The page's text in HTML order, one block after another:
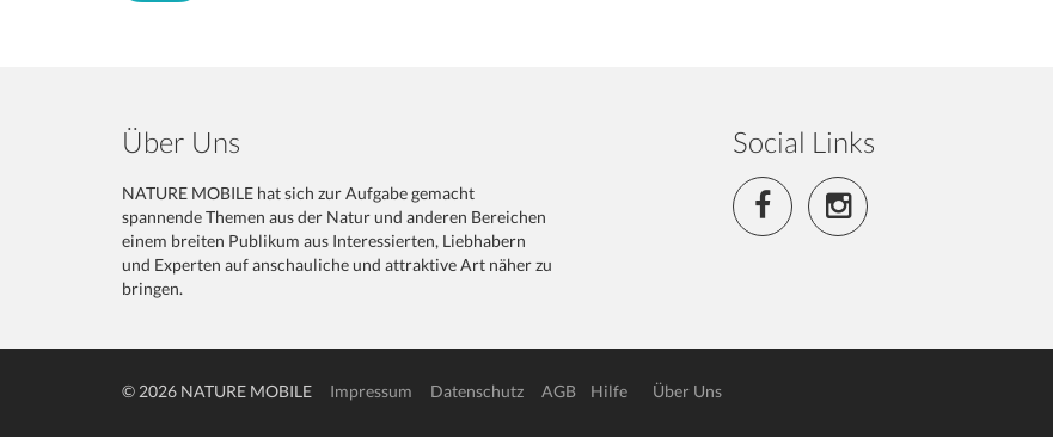
Über Uns
NATURE MOBILE hat sich zur Aufgabe gemacht
spannende Themen aus der Natur und anderen Bereichen
einem breiten Publikum aus Interessierten, Liebhabern
und Experten auf anschauliche und attraktive Art näher zu
bringen.
Social Links
© 2026 NATURE MOBILE Impressum Datenschutz AGB Hilfe Über Uns